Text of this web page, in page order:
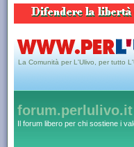
La Comunità per L'Ulivo, per tutto
forum.perlulivo.it
Il forum libero per chi sostiene i